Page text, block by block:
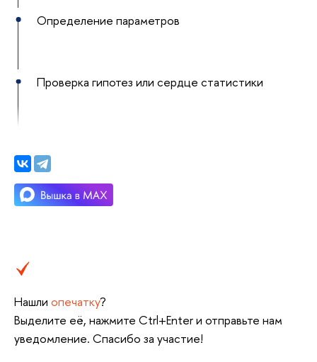
Определение параметров
Проверка гипотез или сердце статистики
Нашли опечатку?
Выделите её, нажмите Ctrl+Enter и отправьте нам
уведомление. Спасибо за участие!